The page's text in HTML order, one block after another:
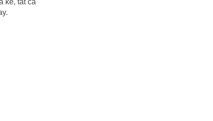
kể, tất cả